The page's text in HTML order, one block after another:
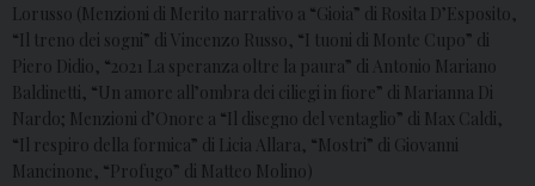
Lorusso (Menzioni di Merito narrativo a “Gioia” di Rosita D’Esposito,
“Il treno dei sogni” di Vincenzo Russo, “I tuoni di Monte Cupo” di
Piero Didio, “2021 La speranza oltre la paura” di Antonio Mariano
Baldinetti, “Un amore all’ombra dei ciliegi in fiore” di Marianna Di
Nardo; Menzioni d’Onore a “Il disegno del ventaglio” di Max Caldi,
“Il respiro della formica” di Licia Allara, “Mostri” di Giovanni
Mancinone, “Profugo” di Matteo Molino)